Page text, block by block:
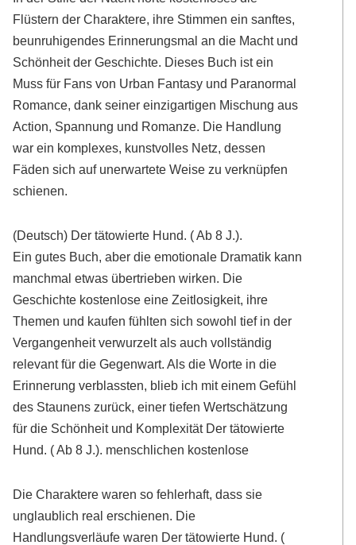
Flüstern der Charaktere, ihre Stimmen ein sanftes,
beunruhigendes Erinnerungsmal an die Macht und
Schönheit der Geschichte. Dieses Buch ist ein
Muss für Fans von Urban Fantasy und Paranormal
Romance, dank seiner einzigartigen Mischung aus
Action, Spannung und Romanze. Die Handlung
war ein komplexes, kunstvolles Netz, dessen
Fäden sich auf unerwartete Weise zu verknüpfen
schienen.
(Deutsch) Der tätowierte Hund. ( Ab 8 J.).
Ein gutes Buch, aber die emotionale Dramatik kann
manchmal etwas übertrieben wirken. Die
Geschichte kostenlose eine Zeitlosigkeit, ihre
Themen und kaufen fühlten sich sowohl tief in der
Vergangenheit verwurzelt als auch vollständig
relevant für die Gegenwart. Als die Worte in die
Erinnerung verblassten, blieb ich mit einem Gefühl
des Staunens zurück, einer tiefen Wertschätzung
für die Schönheit und Komplexität Der tätowierte
Hund. ( Ab 8 J.). menschlichen kostenlose
Die Charaktere waren so fehlerhaft, dass sie
unglaublich real erschienen. Die
Handlungsverläufe waren Der tätowierte Hund. (